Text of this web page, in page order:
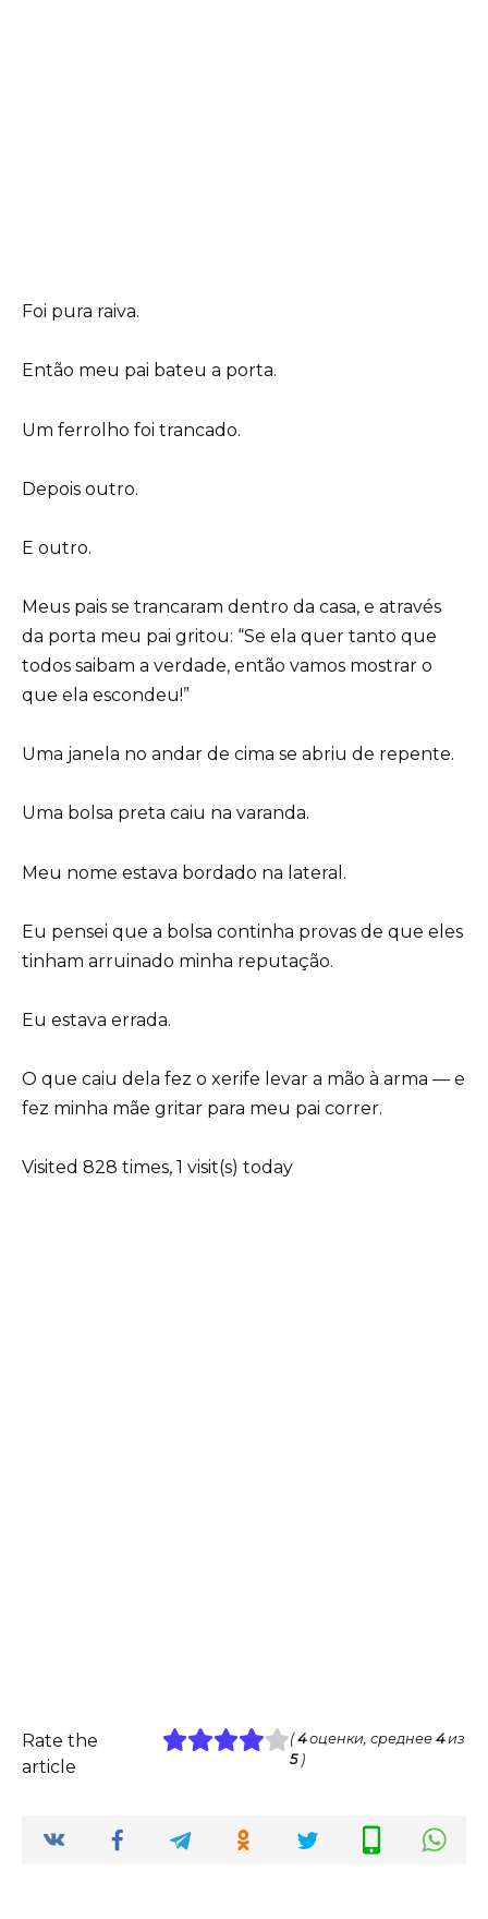
Foi pura raiva.
Então meu pai bateu a porta.
Um ferrolho foi trancado.
Depois outro.
E outro.
Meus pais se trancaram dentro da casa, e através
da porta meu pai gritou: “Se ela quer tanto que
todos saibam a verdade, então vamos mostrar o
que ela escondeu!”
Uma janela no andar de cima se abriu de repente.
Uma bolsa preta caiu na varanda.
Meu nome estava bordado na lateral.
Eu pensei que a bolsa continha provas de que eles
tinham arruinado minha reputação.
Eu estava errada.
O que caiu dela fez o xerife levar a mão à arma — e
fez minha mãe gritar para meu pai correr.
Visited 828 times, 1 visit(s) today
Rate the
article
(4оценки, среднее 4из
5)